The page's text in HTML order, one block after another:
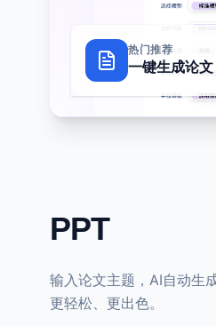
热门推荐
一键生成论文
PPT
输入论文主题，AI自动生
更轻松、更出色。